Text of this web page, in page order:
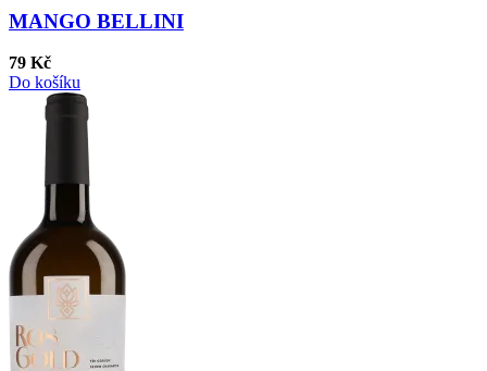
MANGO BELLINI
79 Kč
Do košíku